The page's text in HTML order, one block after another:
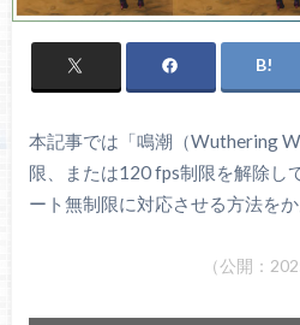
本記事では「鳴潮（Wuthering
限、または120 fps制限を解除し
ート無制限に対応させる方法を
（公開：